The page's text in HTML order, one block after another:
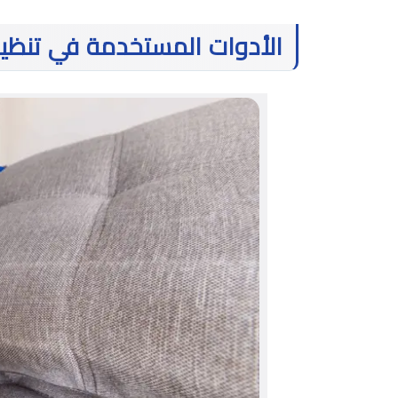
الأدوات المستخدمة في